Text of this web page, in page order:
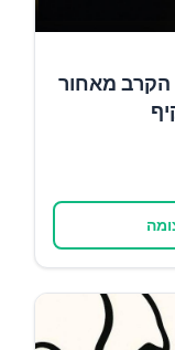
הקרב מאחור